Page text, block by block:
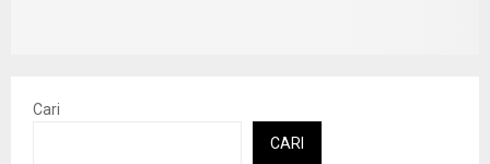
Cari
CARI